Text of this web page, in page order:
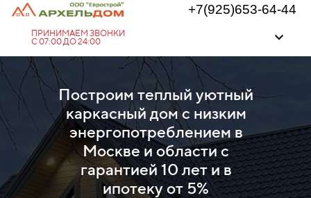
+7(925)653-64-44
ПРИНИМАЕМ ЗВОНКИ
С 07:00 ДО 24:00
Построим теплый уютный
каркасный дом с низким
энергопотреблением в
Москве и области с
гарантией 10 лет и в
ипотеку от 5%